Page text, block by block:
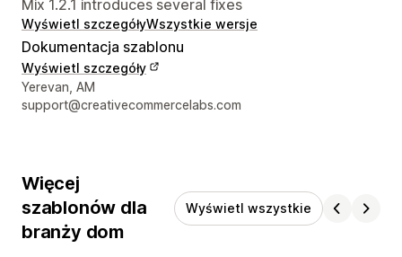
Mix 1.2.1 introduces several fixes
Wyświetl szczegółyWszystkie wersje
Dokumentacja szablonu
Wyświetl szczegóły
Dane kontaktowe projektanta
Yerevan, AM
support@creativecommercelabs.com
Więcej
szablonów dla
branży dom
Wyświetl wszystkie